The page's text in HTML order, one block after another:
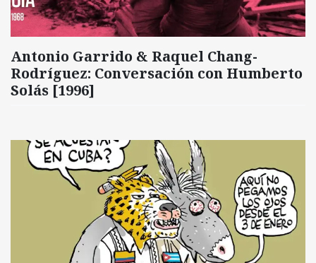
Antonio Garrido & Raquel Chang-
Rodríguez: Conversación con Humberto
Solás [1996]